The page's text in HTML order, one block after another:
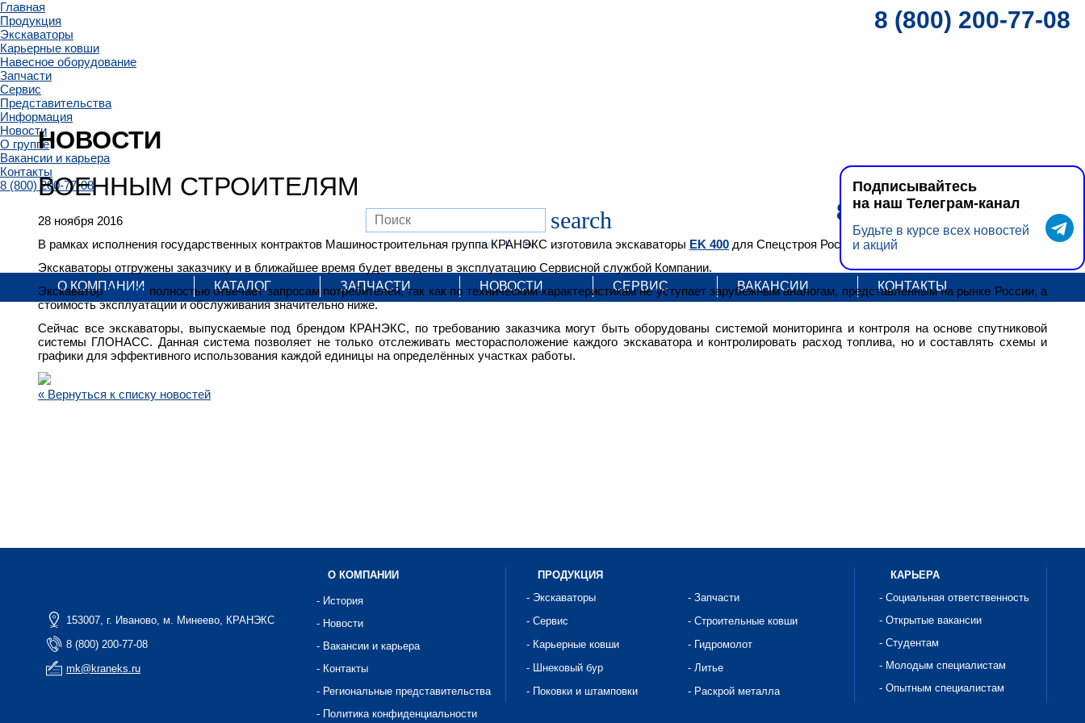
Главная
Продукция
Экскаваторы
Карьерные ковши
Навесное оборудование
Запчасти
Сервис
Представительства
Информация
Новости
О группе
Вакансии и карьера
Контакты
8 (800) 200-77-08
search
RUS EN
8 (800) 200-77-08
8 (800) 200-77-08
О КОМПАНИИ КАТАЛОГ ЗАПЧАСТИ НОВОСТИ СЕРВИС ВАКАНСИИ КОНТАКТЫ
НОВОСТИ
ВОЕННЫМ СТРОИТЕЛЯМ
28 ноября 2016
В рамках исполнения государственных контрактов Машиностроительная группа КРАНЭКС изготовила экскаваторы EK 400 для Спецстроя России.
Экскаваторы отгружены заказчику и в ближайшее время будет введены в эксплуатацию Сервисной службой Компании.
ЭкскаваторEK 400 полностью отвечает запросам потребителей, так как по техническим характеристикам не уступает зарубежным аналогам, представленным на рынке России, а
стоимость эксплуатации и обслуживания значительно ниже.
Сейчас все экскаваторы, выпускаемые под брендом КРАНЭКС, по требованию заказчика могут быть оборудованы системой мониторинга и контроля на основе спутниковой
системы ГЛОНАСС. Данная система позволяет не только отслеживать месторасположение каждого экскаватора и контролировать расход топлива, но и составлять схемы и
графики для эффективного использования каждой единицы на определённых участках работы.
« Вернуться к списку новостей
153007, г. Иваново, м. Минеево, КРАНЭКС
8 (800) 200-77-08
mk@kraneks.ru
О КОМПАНИИ
- История
- Новости
- Вакансии и карьера
- Контакты
- Региональные представительства
- Политика конфиденциальности
ПРОДУКЦИЯ
- Экскаваторы
- Запчасти
- Сервис
- Строительные ковши
- Карьерные ковши
- Гидромолот
- Шнековый бур
- Литье
- Поковки и штамповки
- Раскрой металла
КАРЬЕРА
- Социальная ответственность
- Открытые вакансии
- Студентам
- Молодым специалистам
- Опытным специалистам
Подписывайтесь
на наш Телеграм-канал
Будьте в курсе всех новостей
и акций